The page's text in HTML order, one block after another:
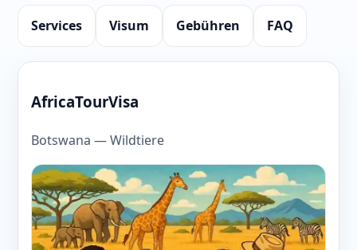
Services Visum Gebühren FAQ
AfricaTourVisa
Botswana — Wildtiere